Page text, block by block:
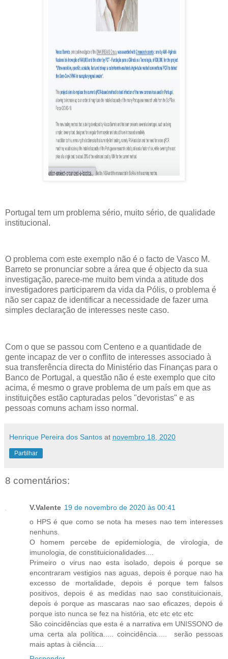
Portugal tem um problema sério, muito sério, de qualidade
institucional.
O problema com este exemplo não é o facto de Vasco M.
Barreto se pronunciar sobre a área que é objecto da sua
investigação, parece-me muito bem vinda a atitude dos
investigadores participarem da vida da Pólis, o problema é
não ser capaz de identificar a necessidade de fazer uma
simples declaração de interesses neste caso.
Com o que se passou com Centeno e a quantidade de
gente incapaz de ver o conflito de interesses associado à
sua transferência directa do Ministério das Finanças para o
Banco de Portugal, a questão não é este exemplo que cito
acima, é mesmo o grave problema de um país em que as
instituições estão capturadas pelos "devoristas" e as
pessoas comuns acham isso normal.
Henrique Pereira dos Santos at novembro 18, 2020
Partilhar
8 comentários:
V.Valente 19 de novembro de 2020 às 00:41
o HPS é que como se nota ha meses nao tem interesses
nenhuns.
O homem percebe de epidemiologia, de virologia, de
imunologia, de constituicionalidades....
Primeiro o virus nao esta isolado, depois é porque se
encontraram vestigios nas aguas, depois é porque nao ha
excesso de mortalidade, depois é porque tem falsos
positivos, depois é as medidas nao sao constituicionais,
depois é porque as mascaras nao sao eficazes, depois é
porque isto nunca se fez na história, etc etc etc etc
São coincidências que esta é a narrativa em UNISSONO de
uma certa ala política..... coincidência..... serão pessoas
mais aptas à ciência....